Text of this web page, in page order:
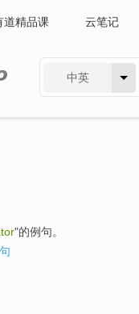
道精品课 云笔记
中英
"的例句。